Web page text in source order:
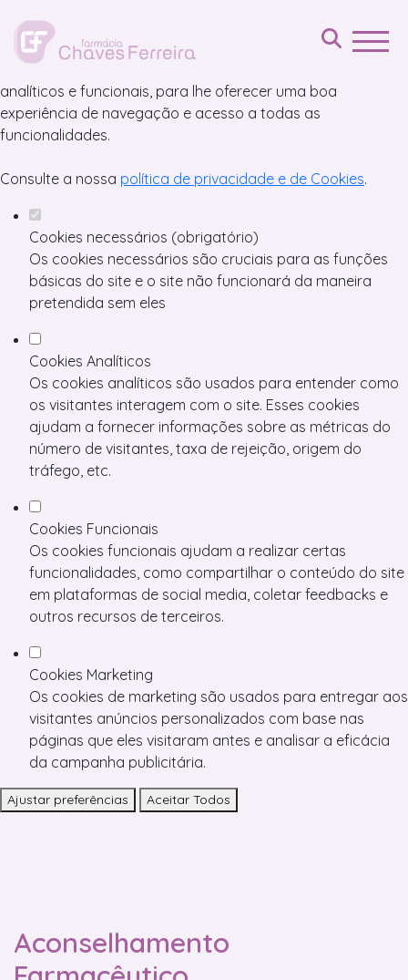
para este website.
analíticos e funcionais, para lhe oferecer uma boa
experiência de navegação e acesso a todas as
funcionalidades.
Consulte a nossa política de privacidade e de Cookies.
Cookies necessários (obrigatório)
Os cookies necessários são cruciais para as funções
básicas do site e o site não funcionará da maneira
pretendida sem eles
Cookies Analíticos
Os cookies analíticos são usados para entender como
os visitantes interagem com o site. Esses cookies
ajudam a fornecer informações sobre as métricas do
número de visitantes, taxa de rejeição, origem do
tráfego, etc.
Cookies Funcionais
Os cookies funcionais ajudam a realizar certas
funcionalidades, como compartilhar o conteúdo do site
em plataformas de social media, coletar feedbacks e
outros recursos de terceiros.
Cookies Marketing
Os cookies de marketing são usados para entregar aos
visitantes anúncios personalizados com base nas
páginas que eles visitaram antes e analisar a eficácia
da campanha publicitária.
Ajustar preferências Aceitar Todos
Aconselhamento